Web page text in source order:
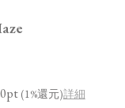
(1%還元)詳細